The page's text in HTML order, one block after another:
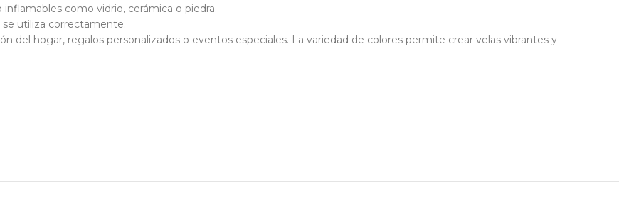
como vidrio, cerámica o piedra.
utiliza correctamente.
del hogar, regalos personalizados o eventos especiales. La variedad de colores permite crear velas vibrantes y